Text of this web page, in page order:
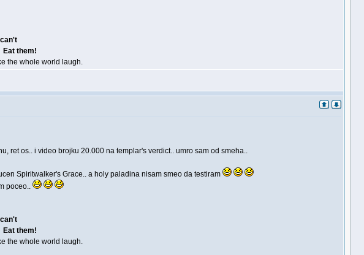
can't
Eat them!
the whole world laugh.
ret os.. i video brojku 20.000 na templar's verdict.. umro sam od smeha..
Spiritwalker's Grace.. a holy paladina nisam smeo da testiram
poceo..
can't
Eat them!
the whole world laugh.